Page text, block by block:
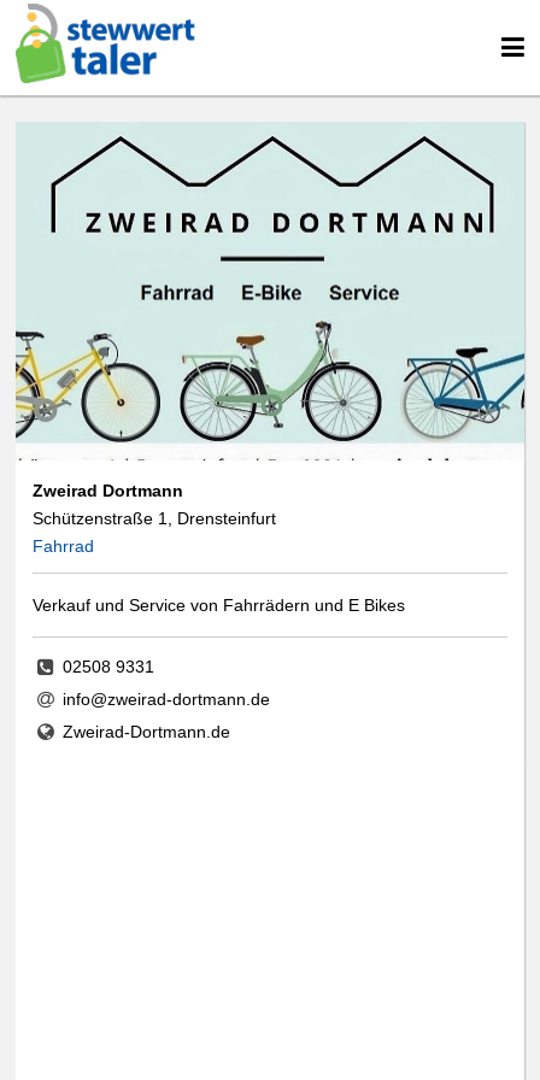
Zweirad Dortmann
Schützenstraße 1, Drensteinfurt
Fahrrad
Verkauf und Service von Fahrrädern und E Bikes
02508 9331
info@zweirad-dortmann.de
Zweirad-Dortmann.de